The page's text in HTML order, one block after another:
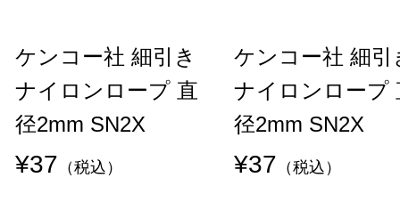
ケンコー社 細引き
ナイロンロープ 直
径2mm SN2X
¥37 （税込）
ケンコー社 細引
ナイロンロープ
径2mm SN2X
¥37 （税込）